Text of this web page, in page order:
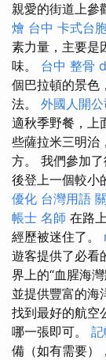
親愛的街道上參
燴 台中 卡式台
素力量，主要是
味。 台中 整骨
個巴拉頓的景色
法。 外國人開公
適秋季野餐，上
些薩拉米三明治
方。 我們參加
後登上一個較小
優化 台灣用語
帳士 名師 在路
經歷被迷住了。
遊客提供了必看
界上的“血腥海
並提供豐富的海
找到最好的航空
哪一張即可。
備（如有需要）